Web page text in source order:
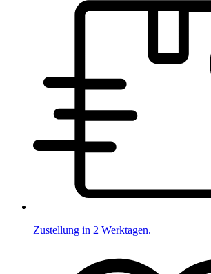
Zustellung in 2 Werktagen.